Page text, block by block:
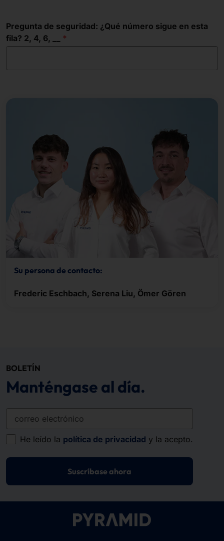
Pregunta de seguridad: ¿Qué número sigue en esta
fila? 2, 4, 6, __
Su persona de contacto:
Frederic Eschbach, Serena Liu, Ömer Gören
BOLETÍN
Manténgase al día.
correo electrónico
He leído la política de privacidad y la acepto.
Suscríbase ahora